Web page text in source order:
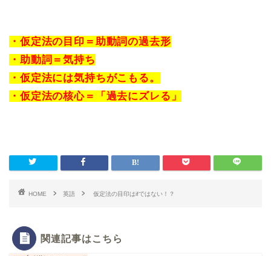
・仮定法の目印＝助動詞の過去形
・助動詞＝気持ち
・仮定法には気持ちがこもる。
・仮定法の核心＝「過去にズレる」
HOME 英語 仮定法の目印はifではない！？
関連記事はこちら